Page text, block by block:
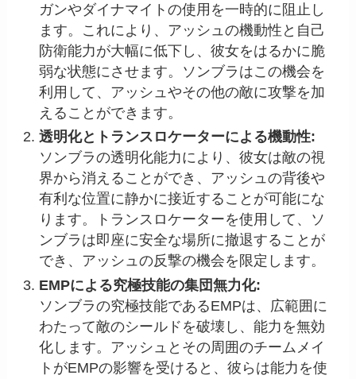
ガンやダイナマイトの使用を一時的に阻止し
ます。これにより、アッシュの機動性と自己
防衛能力が大幅に低下し、彼女をはるかに脆
弱な状態にさせます。ソンブラはこの機会を
利用して、アッシュやその他の敵に攻撃を加
えることができます。
透明化とトランスロケーターによる機動性:
ソンブラの透明化能力により、彼女は敵の視
界から消えることができ、アッシュの背後や
有利な位置に静かに接近することが可能にな
ります。トランスロケーターを使用して、ソ
ンブラは即座に安全な場所に撤退することが
でき、アッシュの反撃の機会を限定します。
EMPによる究極技能の集団無力化:
ソンブラの究極技能であるEMPは、広範囲に
わたって敵のシールドを破壊し、能力を無効
化します。アッシュとその周囲のチームメイ
トがEMPの影響を受けると、彼らは能力を使